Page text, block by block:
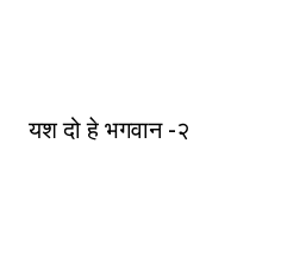
यश दो हे भगवान -२